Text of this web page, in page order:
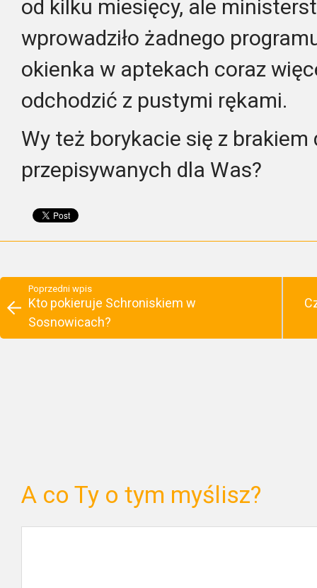
od kilku miesięcy, ale
wprowadziło żadnego
okienka w aptekach coraz
odchodzić z pustymi rękami.
Wy też borykacie się z
przepisywanych dla Was?
Poprzedni wpis
Kto pokieruje Schroniskiem w
Sosnowicach?
A co Ty o tym myślisz?